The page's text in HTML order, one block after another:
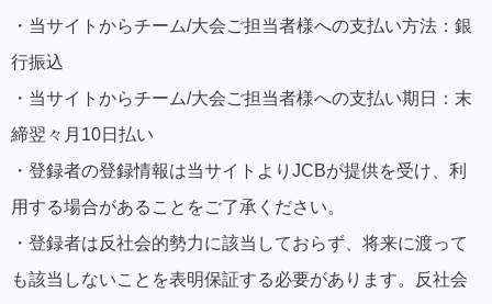
・当サイトからチーム/大会ご担当者様への支払い方法：銀
行振込
・当サイトからチーム/大会ご担当者様への支払い期日：末
締翌々月10日払い
・登録者の登録情報は当サイトよりJCBが提供を受け、利
用する場合があることをご了承ください。
・登録者は反社会的勢力に該当しておらず、将来に渡って
も該当しないことを表明保証する必要があります。反社会